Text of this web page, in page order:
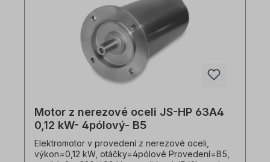
Motor z nerezové oceli JS-HP 63A4
0,12 kW- 4pólový- B5
Elektromotor v provedení z nerezové oceli,
výkon=0,12 kW, otáčky=4pólové Provedení=B5,